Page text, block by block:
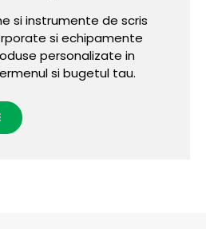
si instrumente de scris
si echipamente
personalizate in
si bugetul tau.